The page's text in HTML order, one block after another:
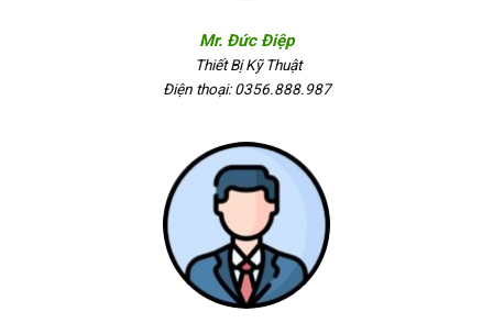
Mr. Đức Điệp
Thiết Bị Kỹ Thuật
Điện thoại: 0356.888.987